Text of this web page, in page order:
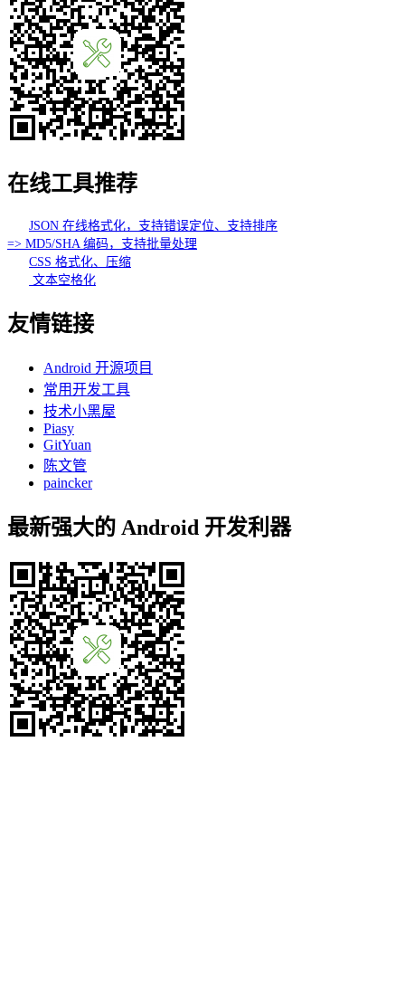
在线工具推荐
JSON 在线格式化，支持错误定位、支持排序
=> MD5/SHA 编码，支持批量处理
CSS 格式化、压缩
文本空格化
友情链接
Android 开源项目
常用开发工具
技术小黑屋
Piasy
GitYuan
陈文管
paincker
最新强大的 Android 开发利器